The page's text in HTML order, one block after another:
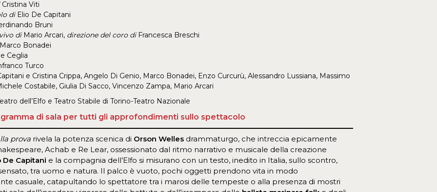
Cristina Viti
di Elio De Capitani
Bruni
diMario Arcari, direzione del coro di Francesca Breschi
Bonadei
Ceglia
Turco
e Cristina Crippa, Angelo Di Genio, Marco Bonadei, Enzo Curcurù, Alessandro Lussiana, Massimo
Costabile, Giulia Di Sacco, Vincenzo Zampa, Mario Arcari
dell’Elfo e Teatro Stabile di Torino-Teatro Nazionale
di sala per tutti gli approfondimenti sullo spettacolo
prova rivela la potenza scenica di Orson Welles drammaturgo, che intreccia epicamente
Achab e Re Lear, ossessionato dal ritmo narrativo e musicale della creazione
De Capitani e la compagnia dell’Elfo si misurano con un testo, inedito in Italia, sullo scontro,
tra uomo e natura. Il palco è vuoto, pochi oggetti prendono vita in modo
casuale, catapultando lo spettatore tra i marosi delle tempeste o alla presenza di mostri